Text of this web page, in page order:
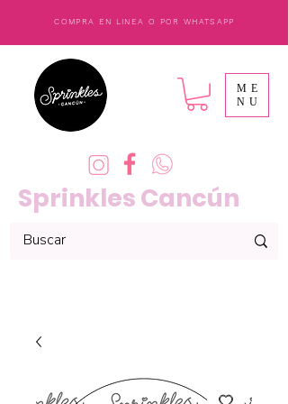
COMPRA EN LINEA O POR WHATSAPP
Sprinkles Cancún
ME
NU